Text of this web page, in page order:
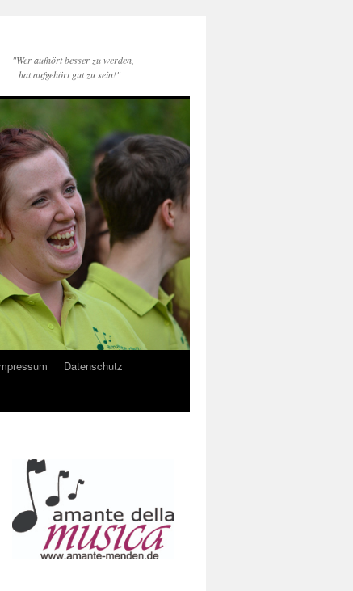
"Wer aufhört besser zu werden,
hat aufgehört gut zu sein!"
Datenschutz